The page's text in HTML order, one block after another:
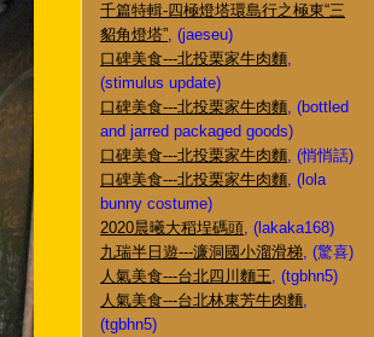
千篇特輯-四極燈塔環島行之極東“三
貂角燈塔”, (jaeseu)
口碑美食---北投栗家牛肉麵,
(stimulus update)
口碑美食---北投栗家牛肉麵, (bottled
and jarred packaged goods)
口碑美食---北投栗家牛肉麵, (悄悄話)
口碑美食---北投栗家牛肉麵, (lola
bunny costume)
2020晨曦大稻埕碼頭, (lakaka168)
九瑞半日遊---濂洞國小溜滑梯, (驚喜)
人氣美食---台北四川麵王, (tgbhn5)
人氣美食---台北林東芳牛肉麵,
(tgbhn5)